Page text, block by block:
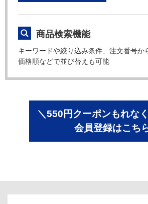
商品検索機能
キーワードや絞り込み条件、注文番号か
価格順などで並び替えも可能
＼550円クーポンもれな
会員登録はこち